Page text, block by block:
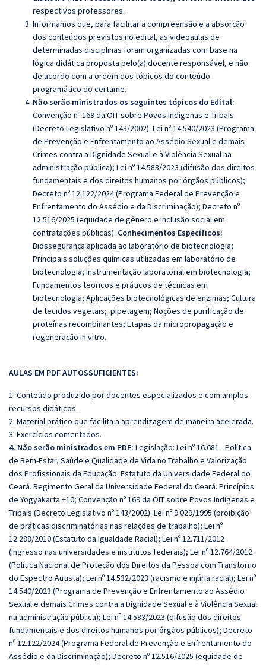
respectivos professores.
Informamos que, para facilitar a compreensão e a absorção
dos conteúdos previstos no edital, as videoaulas de
determinadas disciplinas foram organizadas com base na
lógica didática proposta pelo(a) docente responsável, e não
de acordo com a ordem dos tópicos do conteúdo
programático do certame.
Não serão ministrados os seguintes tópicos do Edital:
Convenção nº 169 da OIT sobre Povos Indígenas e Tribais
(Decreto Legislativo nº 143/2002). Lei nº 14.540/2023 (Programa
de Prevenção e Enfrentamento ao Assédio Sexual e demais
Crimes contra a Dignidade Sexual e à Violência Sexual na
administração pública); Lei nº 14.583/2023 (difusão dos direitos
fundamentais e dos direitos humanos por órgãos públicos);
Decreto nº 12.122/2024 (Programa Federal de Prevenção e
Enfrentamento do Assédio e da Discriminação); Decreto nº
12.516/2025 (equidade de gênero e inclusão social em
contratações públicas). Conhecimentos Específicos:
Biossegurança aplicada ao laboratório de biotecnologia;
Principais soluções químicas utilizadas em laboratório de
biotecnologia; Instrumentação laboratorial em biotecnologia;
Fundamentos teóricos e práticos de técnicas em
biotecnologia; Aplicações biotecnológicas de enzimas; Cultura
de tecidos vegetais; pipetagem; Noções de purificação de
proteínas recombinantes; Etapas da micropropagação e
regeneração in vitro.
AULAS EM PDF AUTOSSUFICIENTES:
1. Conteúdo produzido por docentes especializados e com amplos
recursos didáticos.
2. Material prático que facilita a aprendizagem de maneira acelerada.
3. Exercícios comentados.
4. Não serão ministrados em PDF: Legislação: Lei nº 16.681 - Política
de Bem-Estar, Saúde e Qualidade de Vida no Trabalho e Valorização
dos Profissionais da Educação. Estatuto da Universidade Federal do
Ceará. Regimento Geral da Universidade Federal do Ceará. Princípios
de Yogyakarta +10; Convenção nº 169 da OIT sobre Povos Indígenas e
Tribais (Decreto Legislativo nº 143/2002). Lei nº 9.029/1995 (proibição
de práticas discriminatórias nas relações de trabalho); Lei nº
12.288/2010 (Estatuto da Igualdade Racial); Lei nº 12.711/2012
(ingresso nas universidades e institutos federais); Lei nº 12.764/2012
(Política Nacional de Proteção dos Direitos da Pessoa com Transtorno
do Espectro Autista); Lei nº 14.532/2023 (racismo e injúria racial); Lei nº
14.540/2023 (Programa de Prevenção e Enfrentamento ao Assédio
Sexual e demais Crimes contra a Dignidade Sexual e à Violência Sexual
na administração pública); Lei nº 14.583/2023 (difusão dos direitos
fundamentais e dos direitos humanos por órgãos públicos); Decreto
nº 12.122/2024 (Programa Federal de Prevenção e Enfrentamento do
Assédio e da Discriminação); Decreto nº 12.516/2025 (equidade de